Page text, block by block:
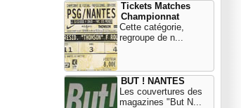
Tickets Matches
Championnat
Cette catégorie,
regroupe de n...
BUT ! NANTES
Les couvertures des
magazines "But N...